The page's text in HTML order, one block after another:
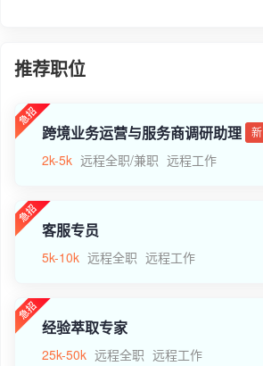
推荐职位
跨境业务运营与服务商调研助理 新
2k-5k 远程全职/兼职 远程工作
客服专员
5k-10k 远程全职 远程工作
经验萃取专家
25k-50k 远程全职 远程工作